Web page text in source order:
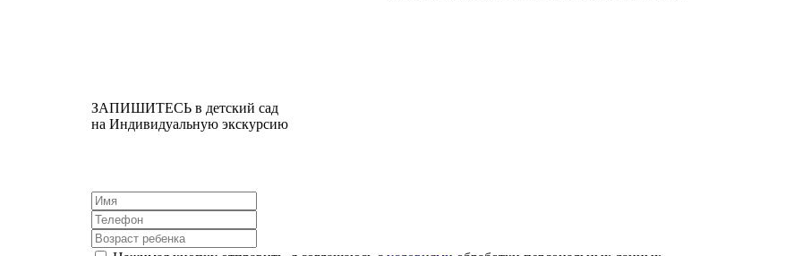
ЗАПИШИТЕСЬ в детский сад
на Индивидуальную экскурсию